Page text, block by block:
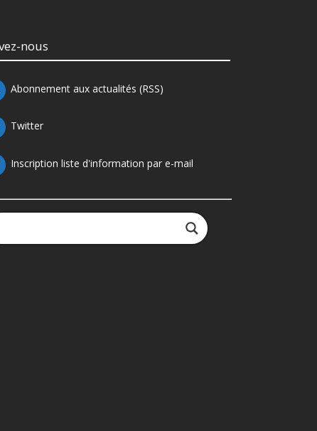
nous
Abonnement aux actualités (RSS)
Twitter
Inscription liste d'information par e-mail